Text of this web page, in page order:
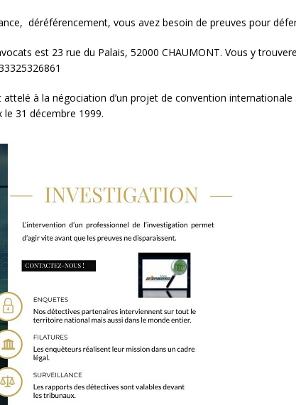
déréférencement, vous avez besoin de preuves pour
est 23 rue du Palais, 52000 CHAUMONT. Vous y
attelé à la négociation d’un projet de convention
31 décembre 1999.